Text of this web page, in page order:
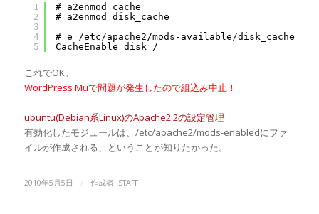
1
2
3
4
5
# a2enmod cache
# a2enmod disk_cache
# e /etc/apache2/mods-available/
CacheEnable disk /
これでOK。
WordPress Muで問題が発生したので組込み中止！
ubuntu(Debian系Linux)のApache2.2の設定管理
有効化したモジュールは、/etc/apache2/mods-enabledにファ
イルが作成される、ということが知りたかった。
2010年5月5日 / 作成者: STAFF